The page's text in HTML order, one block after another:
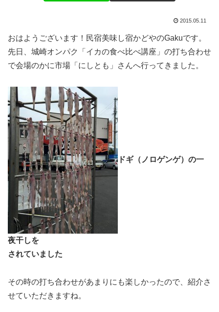
2015.05.11
おはようございます！民宿美味し宿かどやのGakuです。
先日、城崎オンパク「イカの食べ比べ講座」の打ち合わせ
で会場のかに市場「にしとも」さんへ行ってきました。
ドギ（ノロゲンゲ）の一
夜干しを
されていました
その時の打ち合わせがあまりにも楽しかったので、紹介さ
せていただきますね。